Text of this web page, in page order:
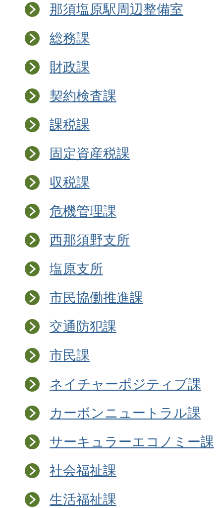
那須塩原駅周辺整備室
総務課
財政課
契約検査課
課税課
固定資産税課
収税課
危機管理課
西那須野支所
塩原支所
市民協働推進課
交通防犯課
市民課
ネイチャーポジティブ課
カーボンニュートラル課
サーキュラーエコノミー課
社会福祉課
生活福祉課